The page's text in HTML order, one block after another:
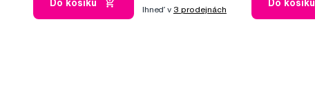
Do košíku
Ihneď v 3 prodejnách
Do košíku